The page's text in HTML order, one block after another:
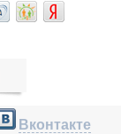
Вконтакте